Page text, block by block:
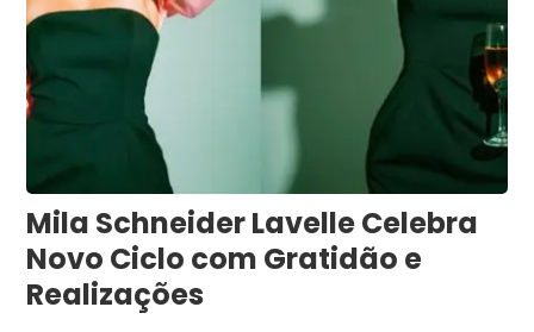
Mila Schneider Lavelle Celebra
Novo Ciclo com Gratidão e
Realizações